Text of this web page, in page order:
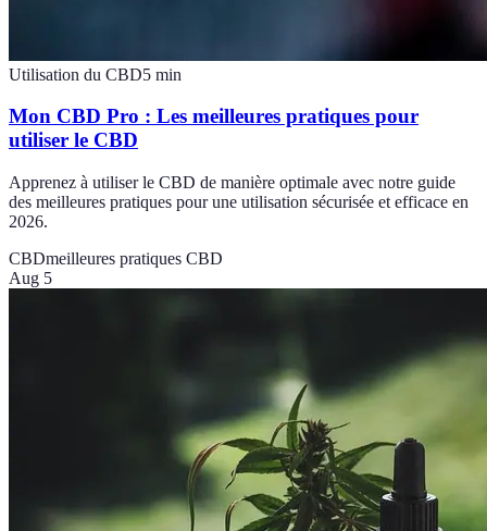
Utilisation du CBD5 min
Mon CBD Pro : Les meilleures pratiques pour
utiliser le CBD
Apprenez à utiliser le CBD de manière optimale avec notre guide
des meilleures pratiques pour une utilisation sécurisée et efficace en
2026.
CBDmeilleures pratiques CBD
Aug 5